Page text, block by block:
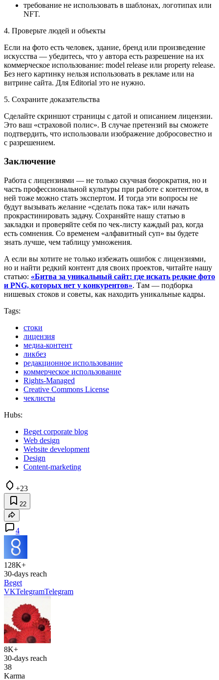
требование не использовать в шаблонах, логотипах или
NFT.
4. Проверьте людей и объекты
Если на фото есть человек, здание, бренд или произведение
искусства — убедитесь, что у автора есть разрешение на их
коммерческое использование: model release или property release.
Без него картинку нельзя использовать в рекламе или на
витрине сайта. Для Editorial это не нужно.
5. Сохраните доказательства
Сделайте скриншот страницы с датой и описанием лицензии.
Это ваш «страховой полис». В случае претензий вы сможете
подтвердить, что использовали изображение добросовестно и
с разрешением.
Заключение
Работа с лицензиями — не только скучная бюрократия, но и
часть профессиональной культуры при работе с контентом, в
ней тоже можно стать экспертом. И тогда эти вопросы не
будут вызывать желание «сделать пока так» или начать
прокрастинировать задачу. Сохраняйте нашу статью в
закладки и проверяйте себя по чек-листу каждый раз, когда
есть сомнения. Со временем «алфавитный суп» вы будете
знать лучше, чем таблицу умножения.
А если вы хотите не только избежать ошибок с лицензиями,
но и найти редкий контент для своих проектов, читайте нашу
статью: «Битва за уникальный сайт: где искать редкие фото
и PNG, которых нет у конкурентов». Там — подборка
нишевых стоков и советы, как находить уникальные кадры.
Tags:
стоки
лицензия
медиа-контент
ликбез
редакционное использование
коммерческое использование
Rights-Managed
Creative Commons License
чеклисты
Hubs:
Beget corporate blog
Web design
Website development
Design
Content-marketing
+23
22
4
128K+
30-days reach
Beget
VKTelegramTelegram
8K+
30-days reach
38
Karma